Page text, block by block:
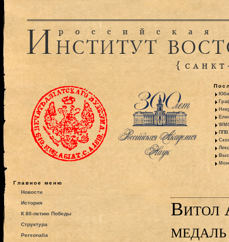
ППВ
Главное меню
Новости
История
К 80-летию Победы
Структура
Personalia
Витол